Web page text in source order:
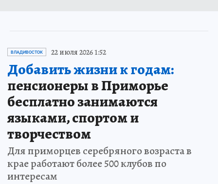
ВЛАДИВОСТОК 22 июля 2026 1:52
Добавить жизни к годам:
пенсионеры в Приморье
бесплатно занимаются
языками, спортом и
творчеством
Для приморцев серебряного возраста в
крае работают более 500 клубов по
интересам